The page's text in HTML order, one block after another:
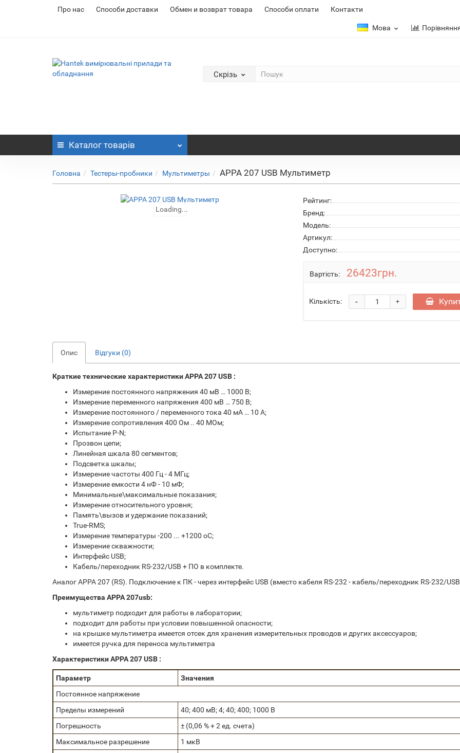
Про нас Cпособи доставки Обмен и возврат товара Способи оплати Контакти
Мова
Скрізь
Каталог товарів
Головна Тестеры-пробники Мультиметры APPA 207 USB Мультиметр
Loading...
Loading...
Рейтинг:
Бренд:
Модель:
Артикул:
Доступно:
Вартість: 26423грн.
Кількість: +
-
Опис Відгуки (0)
Краткие технические характеристики APPA 207 USB :
Измерение постоянного напряжения 40 мВ … 1000 В;
Измерение переменного напряжения 400 мВ … 750 В;
Измерение постоянного / переменного тока 40 мА … 10 А;
Измерение сопротивления 400 Ом .. 40 МОм;
Испытание P-N;
Прозвон цепи;
Линейная шкала 80 сегментов;
Подсветка шкалы;
Измерение частоты 400 Гц - 4 МГц;
Измерение емкости 4 нФ - 10 мФ;
Минимальные\максимальные показания;
Измерение относительного уровня;
Память\вызов и удержание показаний;
True-RMS;
Измерение температуры -200 ... +1200 оС;
Измерение скважности;
Интерфейс USB;
Кабель/переходник RS-232/USB + ПО в комплекте.
Аналог APPA 207 (RS). Подключение к ПК - через интерфейс USB (вмеcто кабеля RS-232 - кабель/переходник RS-232/
Преимущества APPA 207usb:
мультиметр подходит для работы в лаборатории;
подходит для работы при условии повышенной опасности;
на крышке мультиметра имеется отсек для хранения измерительных проводов и других аксессуаров;
имеется ручка для переноса мультиметра
Характеристики APPA 207 USB :
Параметр
Значения
Постоянное напряжение
Пределы измерений
40; 400 мВ; 4; 40; 400; 1000 В
Погрешность
± (0,06 % + 2 ед. счета)
Максимальное разрешение
1 мкВ